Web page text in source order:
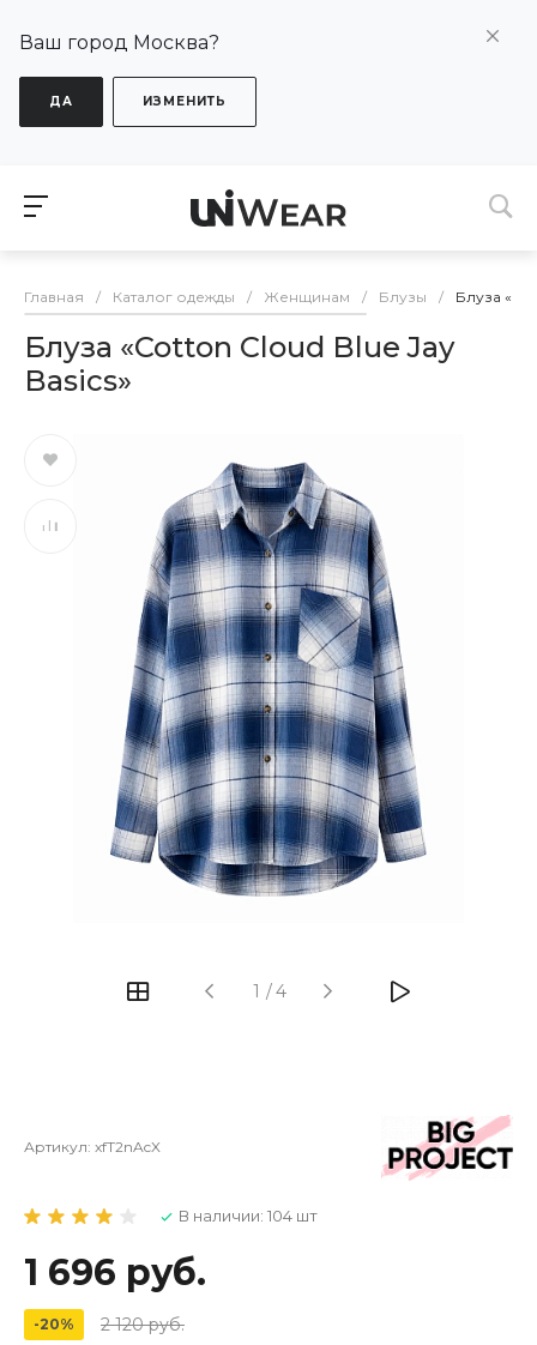
Ваш город Москва?
ДА ИЗМЕНИТЬ
Главная / Каталог одежды / Женщинам / Блузы / Блуза
Блуза «Cotton Cloud Blue Jay
Basics»
1 /4
Артикул: xfT2nAcX
В наличии: 104 шт
1 696 руб.
-20% 2 120 руб.